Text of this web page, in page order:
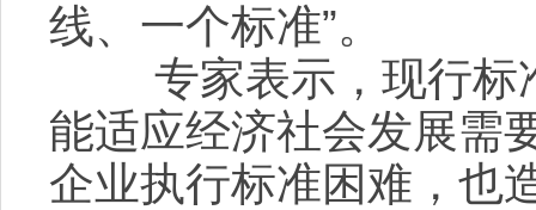
线、一个标准”。
专家表示，现行标
能适应经济社会发展需
企业执行标准困难，也